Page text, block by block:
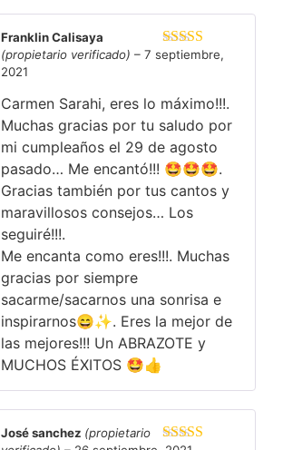
Valorado en
Franklin Calisaya
(propietario verificado) – 7 septiembre,
2021
Carmen Sarahi, eres lo máximo!!!.
Muchas gracias por tu saludo por
mi cumpleaños el 29 de agosto
pasado… Me encantó!!! 🤩🤩🤩.
Gracias también por tus cantos y
maravillosos consejos… Los
seguiré!!!.
Me encanta como eres!!!. Muchas
gracias por siempre
sacarme/sacarnos una sonrisa e
inspirarnos😄✨. Eres la mejor de
las mejores!!! Un ABRAZOTE y
MUCHOS ÉXITOS 🤩👍
José sanchez (propietario